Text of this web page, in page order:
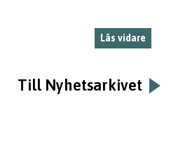
Läs vidare
Till Nyhetsarkivet